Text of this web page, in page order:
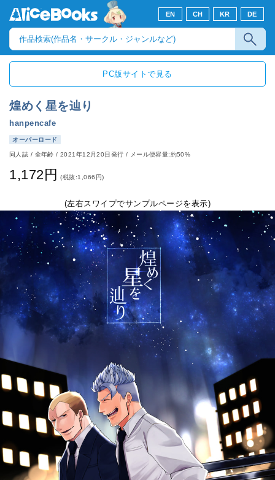
EN CH KR DE
PC版サイトで見る
煌めく星を辿り
hanpencafe
オーバーロード
同人誌 / 全年齢/2021年12月20日発行 / メール便容量:約50%
1,172円 (税抜:1,066円)
(左右スワイプでサンプルページを表示)